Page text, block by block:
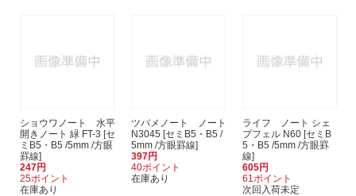
ショウワノート 水平
開きノート 緑 FT-3 [セ
ミB5・B5 /5mm /方眼
罫線]
247円
25ポイント
在庫あり
ツバメノート ノート
N3045 [セミB5・B5 /
5mm /方眼罫線]
397円
40ポイント
在庫あり
ライフ ノート シェ
プフェル N60 [セミB
5・B5 /5mm /方眼罫
線]
605円
61ポイント
次回入荷未定